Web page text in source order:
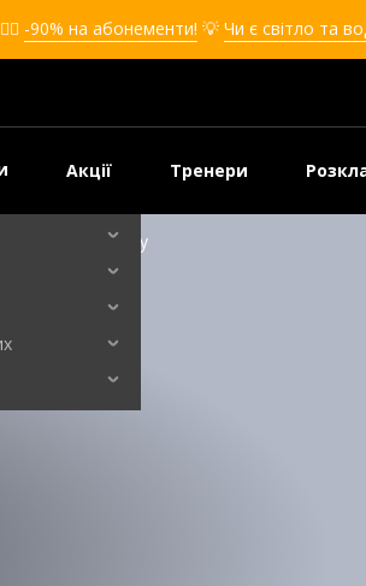
-90% на абонементи! 💡 Чи є світло та
дівчат
Акції Тренери
щодо прийому